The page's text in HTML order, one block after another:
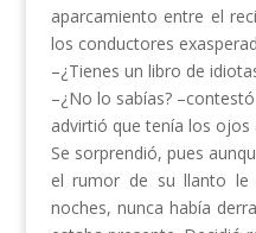
aparcamiento entre el
los conductores
–¿Tienes un libro de
–¿No lo sabías?
advirtió que tenía los ojos
Se sorprendió, pues
el rumor de su llanto le
noches, nunca había